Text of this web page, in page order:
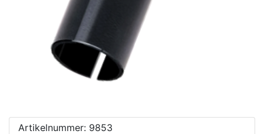
Artikelnummer: 9853